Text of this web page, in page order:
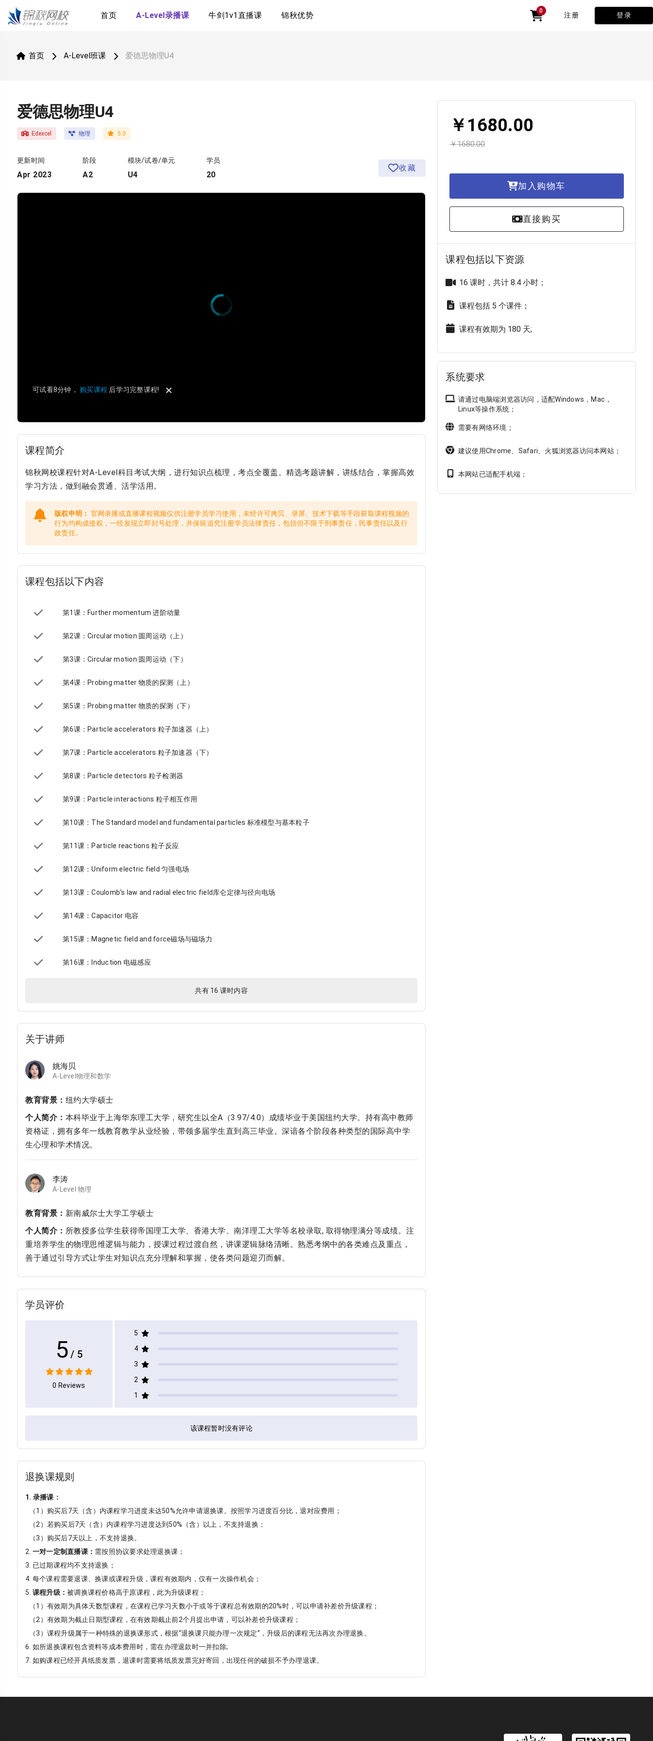
首页 A-Level录播课 牛剑1v1直播课 锦秋优势 0
注册 登录
首页 A-Level班课 爱德思物理U4
爱德思物理U4
Edexcel 物理 5.0
更新时间
Apr 2023
阶段
A2
模块/试卷/单元
U4
学员
20
收藏
可试看8分钟， 购买课程 后学习完整课程!
课程简介
锦秋网校课程针对A-Level科目考试大纲，进行知识点梳理，考点全覆盖。精选考题讲解，讲练结合，掌握高效
学习方法，做到融会贯通、活学活用。
版权申明： 官网录播或直播课程视频仅供注册学员学习使用，未经许可拷贝、录屏、技术下载等手段获取课程视频的
行为均构成侵权，一经发现立即封号处理，并保留追究注册学员法律责任，包括但不限于刑事责任，民事责任以及行
政责任。
课程包括以下内容
第1课：Further momentum 进阶动量
第2课：Circular motion 圆周运动（上）
第3课：Circular motion 圆周运动（下）
第4课：Probing matter 物质的探测（上）
第5课：Probing matter 物质的探测（下）
第6课：Particle accelerators 粒子加速器（上）
第7课：Particle accelerators 粒子加速器（下）
第8课：Particle detectors 粒子检测器
第9课：Particle interactions 粒子相互作用
第10课：The Standard model and fundamental particles 标准模型与基本粒子
第11课：Particle reactions 粒子反应
第12课：Uniform electric field 匀强电场
第13课：Coulomb‘s law and radial electric field库仑定律与径向电场
第14课：Capacitor 电容
第15课：Magnetic field and force磁场与磁场力
第16课：Induction 电磁感应
共有 16 课时内容
关于讲师
姚海贝
A-Level物理和数学
教育背景： 纽约大学硕士
个人简介： 本科毕业于上海华东理工大学，研究生以全A（3.97/4.0）成绩毕业于美国纽约大学。持有高中教师
资格证，拥有多年一线教育教学从业经验，带领多届学生直到高三毕业。深谙各个阶段各种类型的国际高中学
生心理和学术情况。
李涛
A-Level 物理
教育背景： 新南威尔士大学工学硕士
个人简介： 所教授多位学生获得帝国理工大学、香港大学、南洋理工大学等名校录取, 取得物理满分等成绩。注
重培养学生的物理思维逻辑与能力，授课过程过渡自然，讲课逻辑脉络清晰。熟悉考纲中的各类难点及重点，
善于通过引导方式让学生对知识点充分理解和掌握，使各类问题迎刃而解。
学员评价
5 / 5
0 Reviews
5
4
3
2
1
该课程暂时没有评论
退换课规则
1. 录播课：
（1）购买后7天（含）内课程学习进度未达50%允许申请退换课。按照学习进度百分比，退对应费用；
（2）若购买后7天（含）内课程学习进度达到50%（含）以上，不支持退换；
（3）购买后7天以上，不支持退换。
2. 一对一定制直播课： 需按照协议要求处理退换课；
3. 已过期课程均不支持退换；
4. 每个课程需要退课、换课或课程升级，课程有效期内，仅有一次操作机会；
5. 课程升级： 被调换课程价格高于原课程，此为升级课程；
（1）有效期为具体天数型课程，在课程已学习天数小于或等于课程总有效期的20%时，可以申请补差价升级课程；
（2）有效期为截止日期型课程，在有效期截止前2个月提出申请，可以补差价升级课程；
（3）课程升级属于一种特殊的退换课形式，根据“退换课只能办理一次规定”，升级后的课程无法再次办理退换。
6. 如所退换课程包含资料等成本费用时，需在办理退款时一并扣除;
7. 如购课程已经开具纸质发票，退课时需要将纸质发票完好寄回，出现任何的破损不予办理退课。
￥1680.00
￥1680.00
加入购物车
直接购买
课程包括以下资源
16 课时，共计 8.4 小时；
课程包括 5 个课件；
课程有效期为 180 天;
系统要求
请通过电脑端浏览器访问，适配Windows，Mac，
Linux等操作系统；
需要有网络环境；
建议使用Chrome、Safari、火狐浏览器访问本网站；
本网站已适配手机端；